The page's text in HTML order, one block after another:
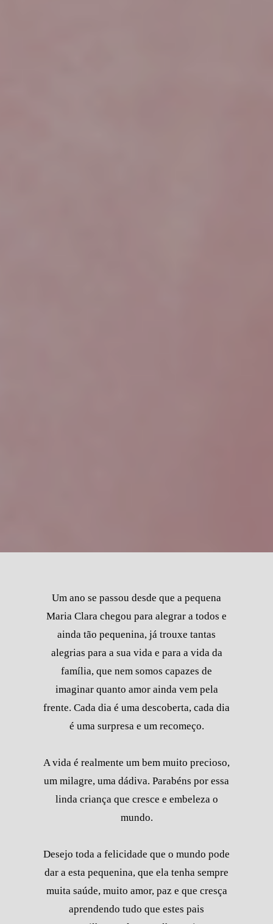
Um ano se passou desde que a pequena
Maria Clara chegou para alegrar a todos e
ainda tão pequenina, já trouxe tantas
alegrias para a sua vida e para a vida da
família, que nem somos capazes de
imaginar quanto amor ainda vem pela
frente. Cada dia é uma descoberta, cada dia
é uma surpresa e um recomeço.
A vida é realmente um bem muito precioso,
um milagre, uma dádiva. Parabéns por essa
linda criança que cresce e embeleza o
mundo.
Desejo toda a felicidade que o mundo pode
dar a esta pequenina, que ela tenha sempre
muita saúde, muito amor, paz e que cresça
aprendendo tudo que estes pais